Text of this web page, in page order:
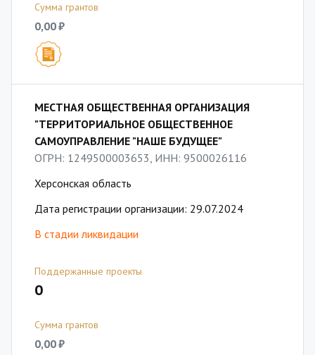
Сумма грантов
0,00 ₽
МЕСТНАЯ ОБЩЕСТВЕННАЯ ОРГАНИЗАЦИЯ
"ТЕРРИТОРИАЛЬНОЕ ОБЩЕСТВЕННОЕ
САМОУПРАВЛЕНИЕ "НАШЕ БУДУЩЕЕ"
ОГРН: 1249500003653, ИНН: 9500026116
Херсонская область
Дата регистрации организации: 29.07.2024
В стадии ликвидации
Поддержанные проекты
0
Сумма грантов
0,00 ₽